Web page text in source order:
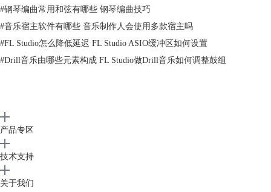
图3：启动钢琴卷帘
编辑界面，在钢琴卷帘内，我们可以写入和弦或更多音符（如图4）。
#钢琴编曲常用和弦有哪些 钢琴编曲技巧
#音乐宿主软件有哪些 音乐制作人会使用多款宿主吗
#FL Studio怎么降低延迟 FL Studio ASIO缓冲区如何设置
#Drill音乐由哪些元素构成 FL Studio做Drill音乐如何调整鼓组
产品专区
技术支持
关于我们